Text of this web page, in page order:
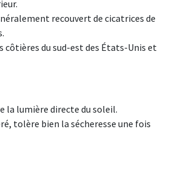
recouvert de cicatrices de
côtières du sud-est des États-Unis et
la lumière directe du soleil.
tolère bien la sécheresse une fois